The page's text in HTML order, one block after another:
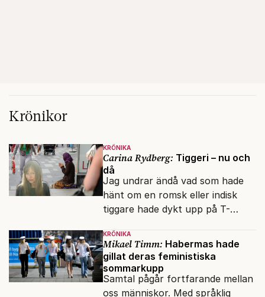
Krönikor
KRÖNIKA
Carina Rydberg: Tiggeri – nu och
då
Jag undrar ändå vad som hade
hänt om en romsk eller indisk
tiggare hade dykt upp på T-
vilken det hade gått bra att
swisha.
KRÖNIKA
Mikael Timm: Habermas hade
gillat deras feministiska
sommarkupp
Samtal pågår fortfarande mellan
oss människor. Med språklig